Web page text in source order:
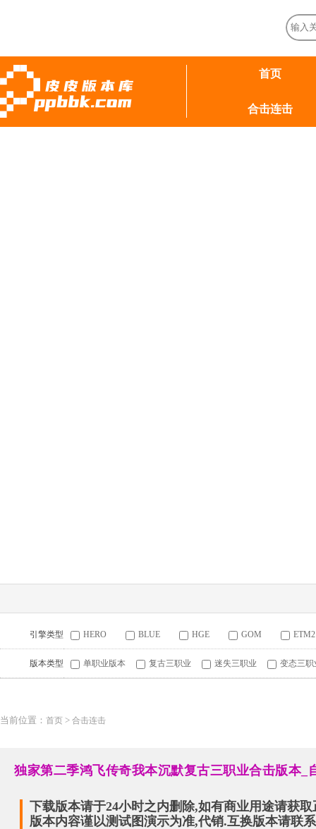
首页
合击连击
引擎类型 HERO BLUE HGE GOM ETM2
版本类型 单职业版本 复古三职业 迷失三职业 变态三职
当前位置： 首页 > 合击连击
独家第二季鸿飞传奇我本沉默复古三职业合击版本_
下载版本请于24小时之内删除,如有商业用途请获
版本内容谨以测试图演示为准,代销.互换版本请联